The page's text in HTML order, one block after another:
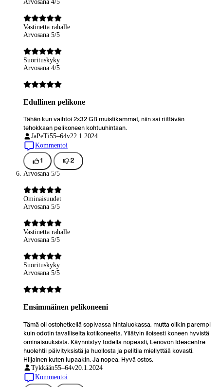
Arvosana 4/5
Vastinetta rahalle
Arvosana 5/5
Suorituskyky
Arvosana 4/5
Edullinen pelikone
Tähän kun vaihtoi 2x32 GB muistikammat, niin sai riittävän
tehokkaan pelikoneen kohtuuhintaan.
JaPeTi55–64v22.1.2024
Kommentoi
1 2
Arvosana 5/5
Ominaisuudet
Arvosana 5/5
Vastinetta rahalle
Arvosana 5/5
Suorituskyky
Arvosana 5/5
Ensimmäinen pelikoneeni
Tämä oli ostohetkellä sopivassa hintaluokassa, mutta olikin parempi
kuin odotin tavalliselta kotikoneelta. Yllätyin iloisesti koneen hyvistä
ominaisuuksista. Käynnistyy todella nopeasti, Lenovon Ideacentre
huolehtii päivityksistä ja huollosta ja pelitila miellyttää kovasti.
Hiljainen kuten lupaakin. Ja nopea. Hyvä ostos.
Tykkään55–64v20.1.2024
Kommentoi